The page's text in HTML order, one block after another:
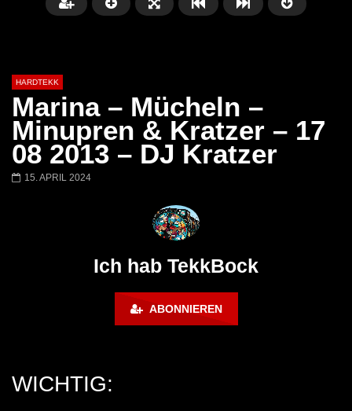
Später
Halberstadt 06.07.13 [HQ]
00:52:44
HARDTEKK
Marina – Mücheln –
Minupren & Kratzer – 17
08 2013 – DJ Kratzer
15. APRIL 2024
Ich hab TekkBock
ABONNIEREN
WICHTIG: